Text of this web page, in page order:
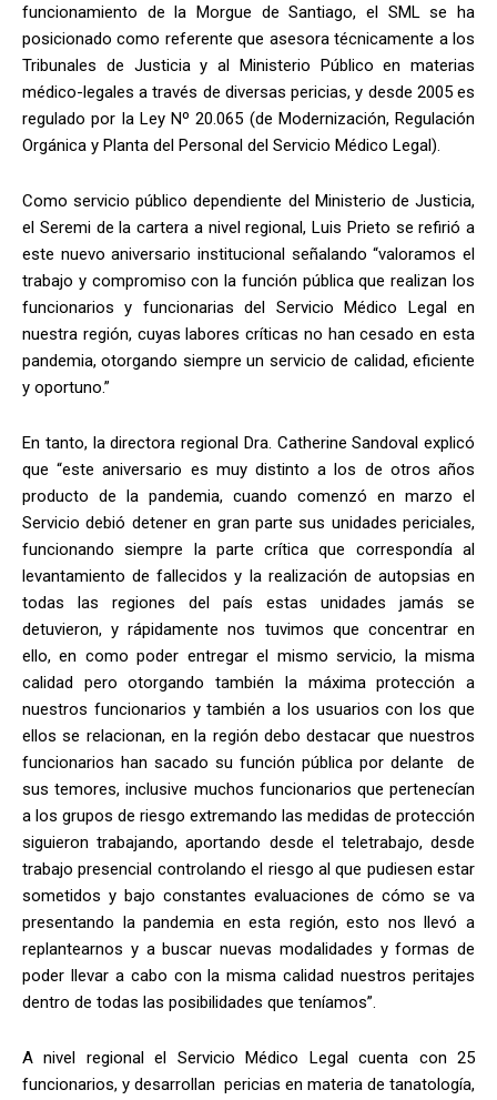
funcionamiento de la Morgue de Santiago, el SML se ha
posicionado como referente que asesora técnicamente a los
Tribunales de Justicia y al Ministerio Público en materias
médico-legales a través de diversas pericias, y desde 2005 es
regulado por la Ley Nº 20.065 (de Modernización, Regulación
Orgánica y Planta del Personal del Servicio Médico Legal).
Como servicio público dependiente del Ministerio de Justicia,
el Seremi de la cartera a nivel regional, Luis Prieto se refirió a
este nuevo aniversario institucional señalando “valoramos el
trabajo y compromiso con la función pública que realizan los
funcionarios y funcionarias del Servicio Médico Legal en
nuestra región, cuyas labores críticas no han cesado en esta
pandemia, otorgando siempre un servicio de calidad, eficiente
y oportuno.”
En tanto, la directora regional Dra. Catherine Sandoval explicó
que “este aniversario es muy distinto a los de otros años
producto de la pandemia, cuando comenzó en marzo el
Servicio debió detener en gran parte sus unidades periciales,
funcionando siempre la parte crítica que correspondía al
levantamiento de fallecidos y la realización de autopsias en
todas las regiones del país estas unidades jamás se
detuvieron, y rápidamente nos tuvimos que concentrar en
ello, en como poder entregar el mismo servicio, la misma
calidad pero otorgando también la máxima protección a
nuestros funcionarios y también a los usuarios con los que
ellos se relacionan, en la región debo destacar que nuestros
funcionarios han sacado su función pública por delante de
sus temores, inclusive muchos funcionarios que pertenecían
a los grupos de riesgo extremando las medidas de protección
siguieron trabajando, aportando desde el teletrabajo, desde
trabajo presencial controlando el riesgo al que pudiesen estar
sometidos y bajo constantes evaluaciones de cómo se va
presentando la pandemia en esta región, esto nos llevó a
replantearnos y a buscar nuevas modalidades y formas de
poder llevar a cabo con la misma calidad nuestros peritajes
dentro de todas las posibilidades que teníamos”.
A nivel regional el Servicio Médico Legal cuenta con 25
funcionarios, y desarrollan pericias en materia de tanatología,